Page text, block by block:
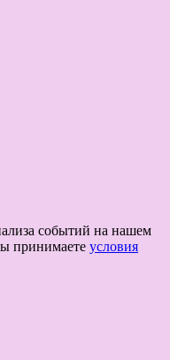
событий на нашем
принимаете условия